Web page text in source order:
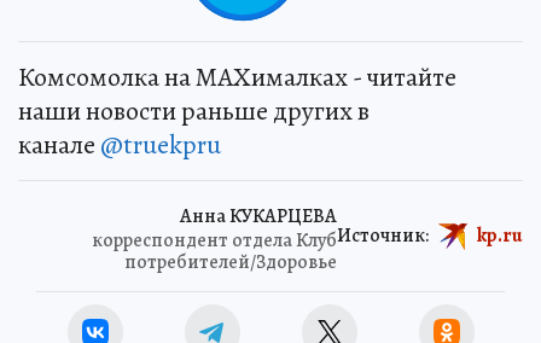
Комсомолка на MAXималках - читайте
наши новости раньше других в
канале @truekpru
Анна КУКАРЦЕВА
корреспондент отдела Клуб
потребителей/Здоровье
Источник: kp.ru